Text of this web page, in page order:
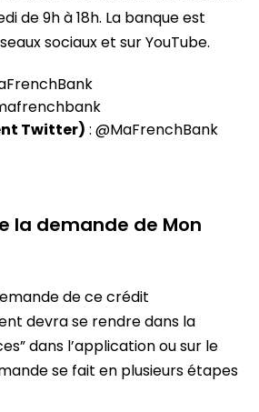
de 9h à 18h. La banque est
sociaux et sur YouTube.
Twitter) : @MaFrenchBank
la demande de Mon
de ce crédit
devra se rendre dans la
dans l’application ou sur le
se fait en plusieurs étapes